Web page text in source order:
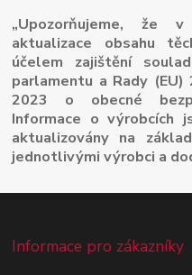
„Upozorňujeme, že
aktualizace obsahu
účelem zajištění
parlamentu a Rady
2023 o obecné
Informace o výrobcích
aktualizovány na
jednotlivými výrobci a
Informace pro zákazníky